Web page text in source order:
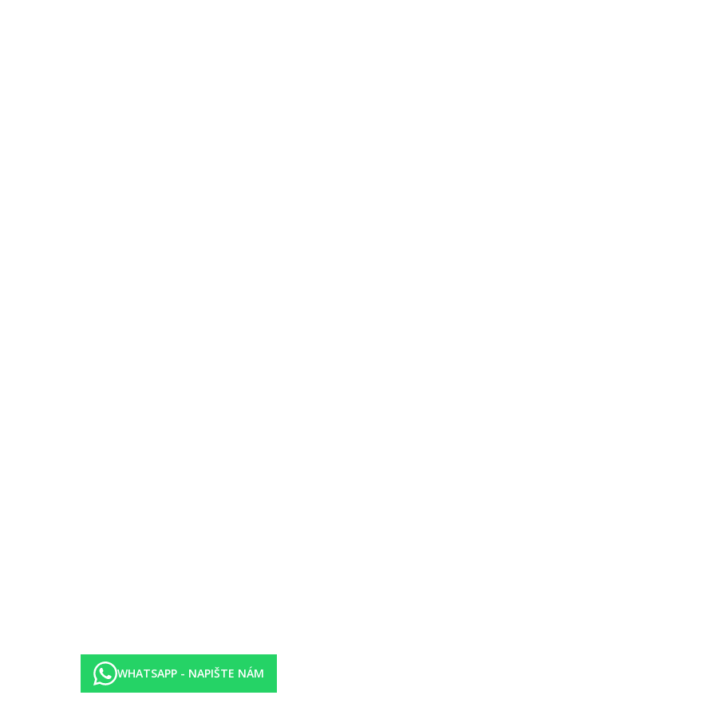
rámci All Inclusive zdarma)
na recepci, WC)
WHATSAPP - NAPIŠTE NÁM